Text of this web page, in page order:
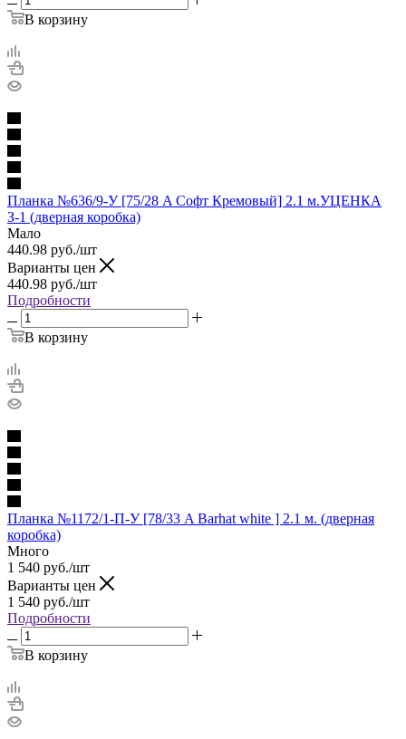
В корзину
Планка №636/9-У [75/28 A Софт Кремовый] 2.1 м.УЦЕНКА
З-1 (дверная коробка)
Мало
440.98 руб./шт
Варианты цен
440.98 руб./шт
Подробности
В корзину
Планка №1172/1-П-У [78/33 A Barhat white ] 2.1 м. (дверная
коробка)
Много
1 540 руб./шт
Варианты цен
1 540 руб./шт
Подробности
В корзину